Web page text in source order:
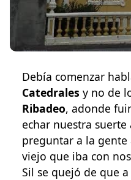
Debía comenzar
Catedrales y no de
Ribadeo, adonde
echar nuestra
preguntar a la gente
viejo que iba con
Sil se quejó de que